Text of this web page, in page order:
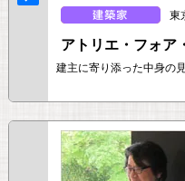
東
アトリエ・フォア
建主に寄り添った中身の